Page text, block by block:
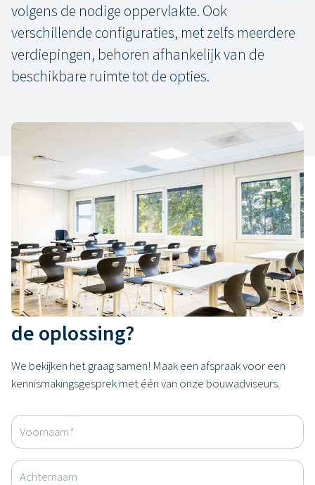
volgens de nodige oppervlakte. Ook
verschillende configuraties, met zelfs meerdere
verdiepingen, behoren afhankelijk van de
beschikbare ruimte tot de opties.
Onze realisaties
Bekijk onze realisaties
OC Nieuwe Vaart Gent The British
Biedt modulair bouwen voor jou
de oplossing?
We bekijken het graag samen! Maak een afspraak voor een
kennismakingsgesprek met één van onze bouwadviseurs.
Voornaam*
Achternaam